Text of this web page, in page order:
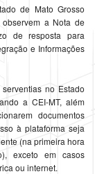
de Mato Grosso
a Nota de
de resposta para
e Informações
no Estado
a CEI-MT, além
documentos
à plataforma seja
(na primeira hora
exceto em casos
ou internet.